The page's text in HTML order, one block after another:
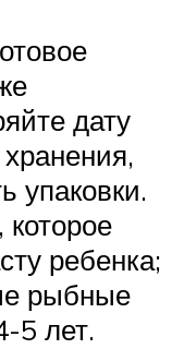
дату
упаковки.
ребенка;
рыбные
5 лет.